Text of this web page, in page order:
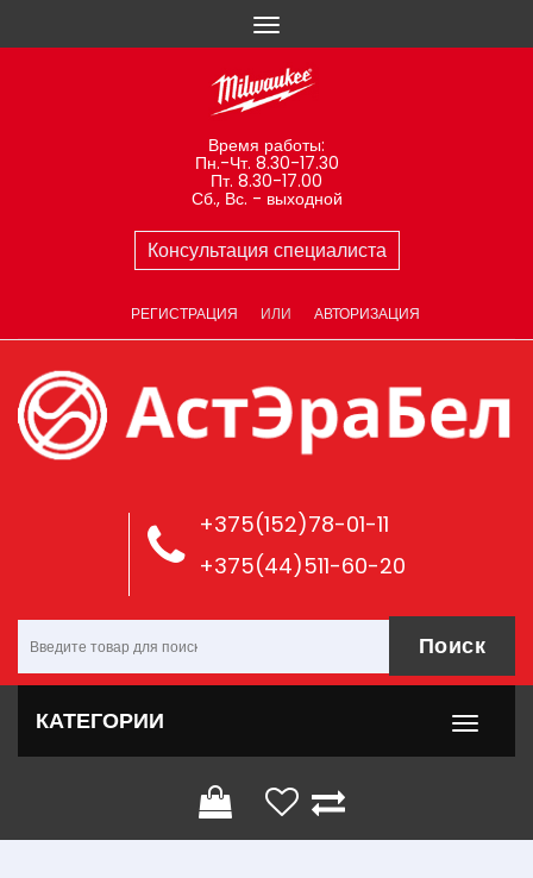
Время работы:
Пн.-Чт. 8.30-17.30
Пт. 8.30-17.00
Сб., Вс. - выходной
Консультация специалиста
РЕГИСТРАЦИЯ ИЛИ АВТОРИЗАЦИЯ
+375(152)78-01-11
+375(44)511-60-20
Поиск
КАТЕГОРИИ